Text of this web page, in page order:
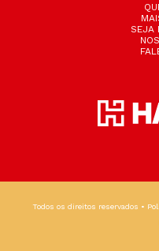
SEJA
Todos os direitos reservados •